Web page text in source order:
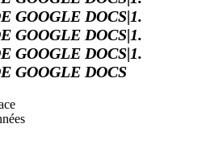
GOOGLE DOCS|1.
GOOGLE DOCS|1.
GOOGLE DOCS|1.
GOOGLE DOCS